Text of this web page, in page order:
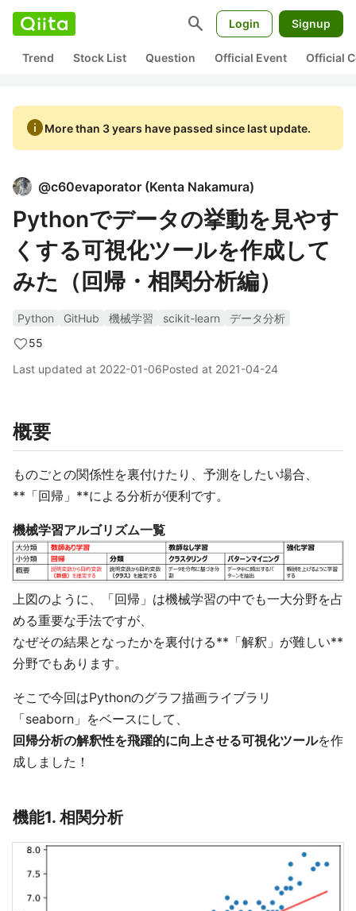
search Login Signup
Trend Stock List Question Official Event Official
infoMore than 3 years have passed since last update.
@c60evaporator (Kenta Nakamura)
Pythonでデータの挙動を見やす
くする可視化ツールを作成して
みた（回帰・相関分析編）
Python GitHub 機械学習 scikit-learn
データ分析
55
Last updated at 2022-01-06Posted at 2021-04-24
概要
ものごとの関係性を裏付けたり、予測をしたい場合、
**「回帰」**による分析が便利です。
機械学習アルゴリズム一覧
上図のように、「回帰」は機械学習の中でも一大分野を占
める重要な手法ですが、
なぜその結果となったかを裏付ける**「解釈」が難しい**
分野でもあります。
そこで今回はPythonのグラフ描画ライブラリ
「seaborn」をベースにして、
回帰分析の解釈性を飛躍的に向上させる可視化ツールを作
成しました！
機能1. 相関分析